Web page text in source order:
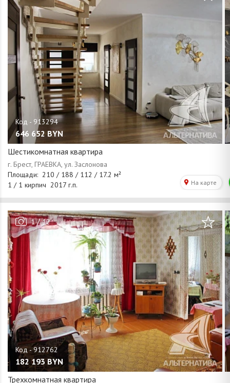
646 652 BYN
Шестикомнатная квартира
1/12
182 193 BYN
Трехкомнатная квартира